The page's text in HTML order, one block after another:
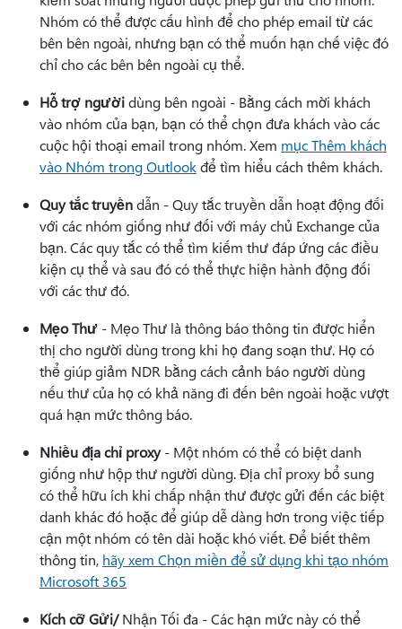
Nhóm có thể được cấu hình để cho phép email từ các
bên bên ngoài, nhưng bạn có thể muốn hạn chế việc đó
chỉ cho các bên bên ngoài cụ thể.
Hỗ trợ ngườidùng bên ngoài - Bằng cách mời khách
vào nhóm của bạn, bạn có thể chọn đưa khách vào các
cuộc hội thoại email trong nhóm. Xem mục Thêm khách
vào Nhóm trong Outlookđể tìm hiểu cách thêm khách.
Quy tắc truyềndẫn - Quy tắc truyền dẫn hoạt động đối
với các nhóm giống như đối với máy chủ Exchange của
bạn. Các quy tắc có thể tìm kiếm thư đáp ứng các điều
kiện cụ thể và sau đó có thể thực hiện hành động đối
với các thư đó.
Mẹo Thư - Mẹo Thư là thông báo thông tin được hiển
thị cho người dùng trong khi họ đang soạn thư. Họ có
thể giúp giảm NDR bằng cách cảnh báo người dùng
nếu thư của họ có khả năng đi đến bên ngoài hoặc vượt
quá hạn mức thông báo.
Nhiều địa chỉ proxy- Một nhóm có thể có biệt danh
giống như hộp thư người dùng. Địa chỉ proxy bổ sung
có thể hữu ích khi chấp nhận thư được gửi đến các biệt
danh khác đó hoặc để giúp dễ dàng hơn trong việc tiếp
cận một nhóm có tên dài hoặc khó viết. Để biết thêm
thông tin, hãy xem Chọn miền để sử dụng khi tạo nhóm
Microsoft 365
Kích cỡ Gửi/Nhận Tối đa - Các hạn mức này có thể